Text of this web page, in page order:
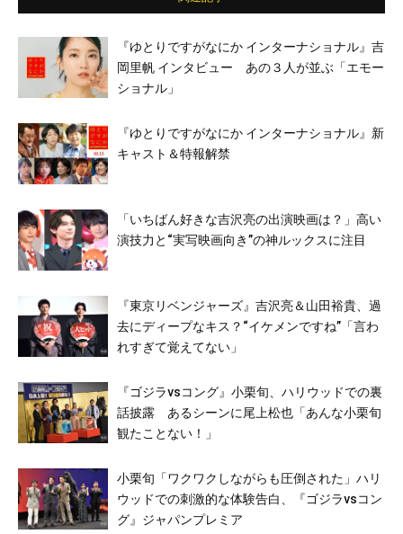
『ゆとりですがなにか インターナショナル』吉
岡里帆 インタビュー あの３人が並ぶ「エモー
ショナル」
『ゆとりですがなにか インターナショナル』新
キャスト＆特報解禁
「いちばん好きな吉沢亮の出演映画は？」高い
演技力と“実写映画向き”の神ルックスに注目
『東京リベンジャーズ』吉沢亮＆山田裕貴、過
去にディープなキス？“イケメンですね”「言わ
れすぎて覚えてない」
『ゴジラvsコング』小栗旬、ハリウッドでの裏
話披露 あるシーンに尾上松也「あんな小栗旬
観たことない！」
小栗旬「ワクワクしながらも圧倒された」ハリ
ウッドでの刺激的な体験告白、『ゴジラvsコン
グ』ジャパンプレミア